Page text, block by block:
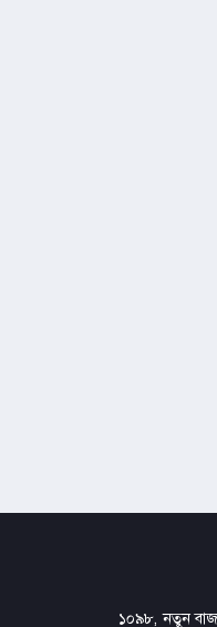
১০৯৮, নতুন